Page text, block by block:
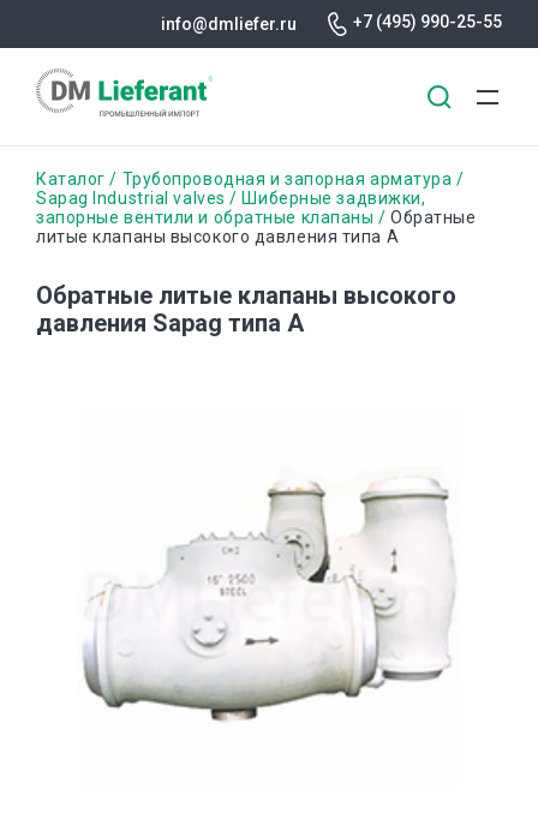
основному
info@dmliefer.ru +7 (495) 990-25-55
Строка
навигации
Каталог
Трубопроводная и запорная арматура
Sapag Industrial valves
Шиберные задвижки,
запорные вентили и обратные клапаны
Обратные
литые клапаны высокого давления типа А
Обратные литые клапаны высокого
давления Sapag типа А